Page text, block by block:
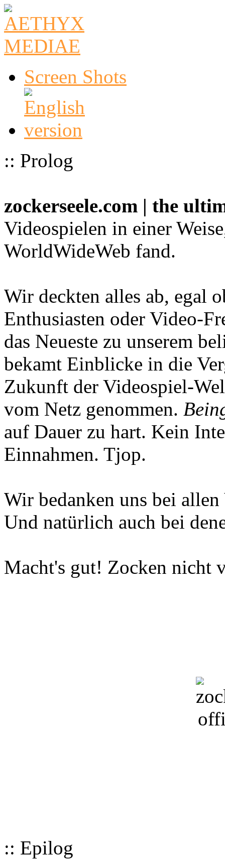
Screen Shots
:: Prolog
zockerseele.com | the
Videospielen in einer
WorldWideWeb fand.
Wir deckten alles ab, egal
Enthusiasten oder Video-
das Neueste zu unserem
bekamt Einblicke in die
Zukunft der Videospiel-
vom Netz genommen.
auf Dauer zu hart. Kein
Einnahmen. Tjop.
Wir bedanken uns bei
Und natürlich auch bei
Macht's gut! Zocken nicht
:: Epilog